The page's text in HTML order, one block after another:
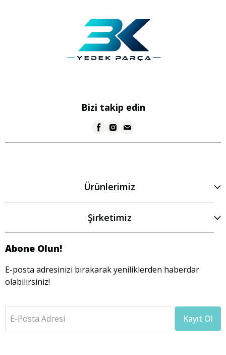
Bizi takip edin
Ürünlerimiz
Şirketimiz
Abone Olun!
E-posta adresinizi bırakarak yeniliklerden haberdar
olabilirsiniz!
E-Posta Adresi Kayıt Ol